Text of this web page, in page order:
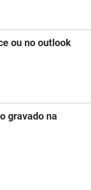
ou no outlook
gravado na